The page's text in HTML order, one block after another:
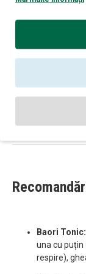
Puritate
se bată cap
Ideal
Baori Tonic:
una cu
respire),